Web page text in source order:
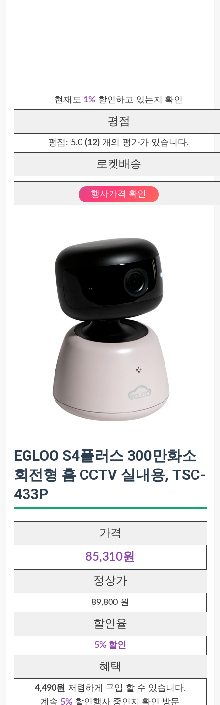
현재도 1% 할인하고 있는지 확인
평점
평점: 5.0 (12) 개의 평가가 있습니다.
로켓배송
행사가격 확인
EGLOO S4플러스 300만화소
회전형 홈 CCTV 실내용, TSC-
433P
가격
85,310원
정상가
89,800 원
할인율
5% 할인
혜택
4,490원 저렴하게 구입 할 수 있습니다.
계속 5% 할인행사 중인지 확인 방문